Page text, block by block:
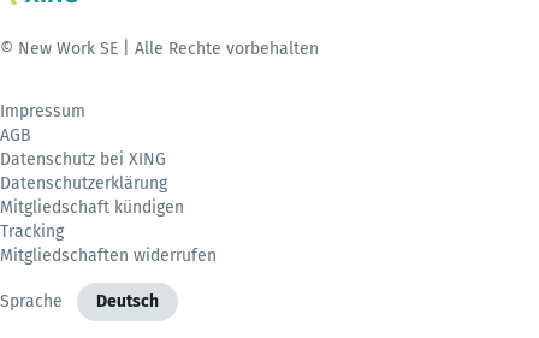
© New Work SE | Alle Rechte vorbehalten
Impressum
AGB
Datenschutz bei XING
Datenschutzerklärung
Mitgliedschaft kündigen
Tracking
Mitgliedschaften widerrufen
Sprache Deutsch